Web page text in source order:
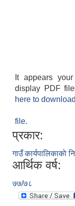
It appears
display PDF
here to
file.
प्रकार:
गाउँ कार्यपालिकाकाे
आर्थिक वर्ष:
७७/७८